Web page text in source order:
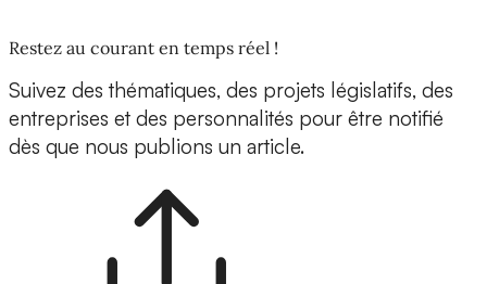
Restez au courant en temps réel !
Suivez des thématiques, des projets législatifs, des
entreprises et des personnalités pour être notifié
dès que nous publions un article.